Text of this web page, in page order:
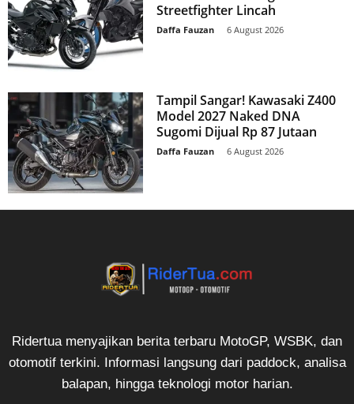
Streetfighter Lincah
Daffa Fauzan 6 August 2026
Tampil Sangar! Kawasaki Z400
Model 2027 Naked DNA
Sugomi Dijual Rp 87 Jutaan
Daffa Fauzan 6 August 2026
Ridertua menyajikan berita terbaru MotoGP, WSBK, dan
otomotif terkini. Informasi langsung dari paddock, analisa
balapan, hingga teknologi motor harian.